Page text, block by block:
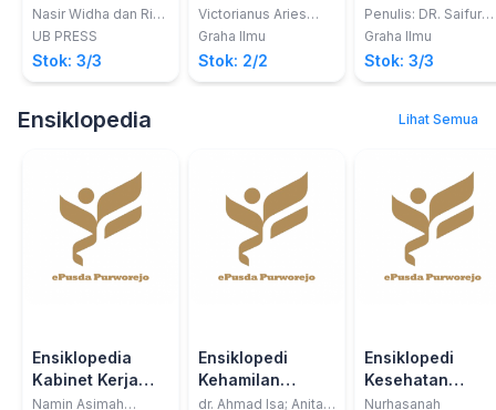
Eksperimen
Taguchi dalam
Melakukan
Penelitian
Nasir Widha dan Rio
Prasetyo
UB PRESS
Stok: 3/3
Langkah
Penelitian
Victorianus Aries
Siswanto
Graha Ilmu
Stok: 2/2
Desain
dan Analisis
Penulis: DR. Saifur
Rohman, S.S.,
Graha Ilmu
Stok: 3/3
Ensiklopedia Lihat Semua
Ensiklopedia
Kabinet Kerja
UUD 1945
Namin Asimah
Ensiklopedi
Kehamilan
Panduan
dr. Ahmad Isa; Anita
Ensiklopedi
Kesehatan
Wanita
Nurhasanah